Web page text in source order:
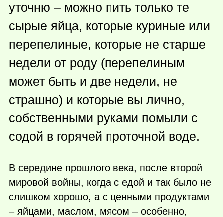
уточню – можно пить только те
сырые яйца, которые куриные или
перепелиные, которые не старше
недели от роду (перепелиным
может быть и две недели, не
страшно) и которые вы лично,
собственными руками помыли с
содой в горячей проточной воде.
В середине прошлого века, после второй
мировой войны, когда с едой и так было не
слишком хорошо, а с ценными продуктами
– яйцами, маслом, мясом – особенно,